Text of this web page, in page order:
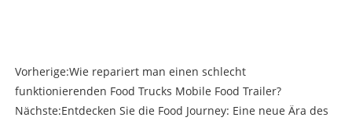
Vorherige:Wie repariert man einen schlecht
funktionierenden Food Trucks Mobile Food Trailer?
Nächste:Entdecken Sie die Food Journey: Eine neue Ära des